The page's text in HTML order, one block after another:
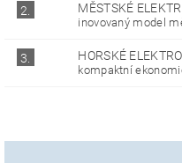
2. MĚSTSKÉ
inovovaný model
3. HORSKÉ
kompaktní